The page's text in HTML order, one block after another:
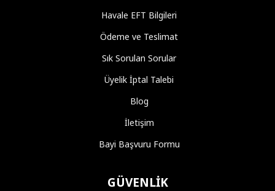
Havale EFT Bilgileri
Ödeme ve Teslimat
Sık Sorulan Sorular
Üyelik İptal Talebi
Blog
İletişim
Bayi Başvuru Formu
GÜVENLIK